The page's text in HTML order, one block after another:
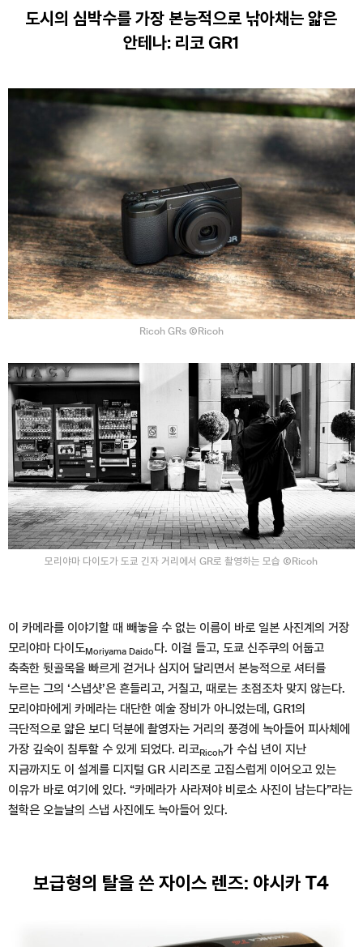
도시의 심박수를 가장 본능적으로 낚아채는 얇은
안테나: 리코 GR1
Ricoh GRs ⒸRicoh
모리야마 다이도가 도쿄 긴자 거리에서 GR로 촬영하는 모습 ⒸRicoh
이 카메라를 이야기할 때 빼놓을 수 없는 이름이 바로 일본 사진계의 거장
모리야마 다이도Moriyama Daido다. 이걸 들고, 도쿄 신주쿠의 어둡고
축축한 뒷골목을 빠르게 걷거나 심지어 달리면서 본능적으로 셔터를
누르는 그의 ‘스냅샷’은 흔들리고, 거칠고, 때로는 초점조차 맞지 않는다.
모리야마에게 카메라는 대단한 예술 장비가 아니었는데, GR1의
극단적으로 얇은 보디 덕분에 촬영자는 거리의 풍경에 녹아들어 피사체에
가장 깊숙이 침투할 수 있게 되었다. 리코Ricoh가 수십 년이 지난
지금까지도 이 설계를 디지털 GR 시리즈로 고집스럽게 이어오고 있는
이유가 바로 여기에 있다. “카메라가 사라져야 비로소 사진이 남는다”라는
철학은 오늘날의 스냅 사진에도 녹아들어 있다.
보급형의 탈을 쓴 자이스 렌즈: 야시카 T4